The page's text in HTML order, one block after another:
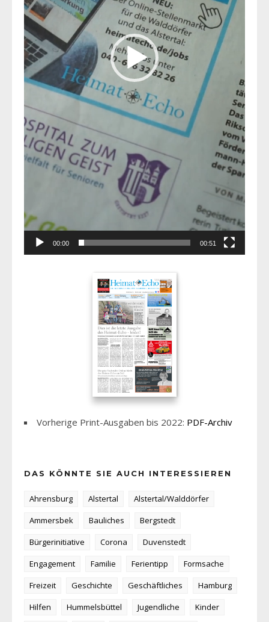
00:00 00:51
Vorherige Print-Ausgaben bis 2022: PDF-Archiv
DAS KÖNNTE SIE AUCH INTERESSIEREN
Ahrensburg Alstertal
Alstertal/Walddörfer
Ammersbek
Bauliches
Bergstedt
Bürgerinitiative
Corona
Duvenstedt
Engagement
Familie Ferientipp
Formsache
Freizeit
Geschichte Geschäftliches
Hamburg
Hilfen
Hummelsbüttel Jugendliche
Kinder